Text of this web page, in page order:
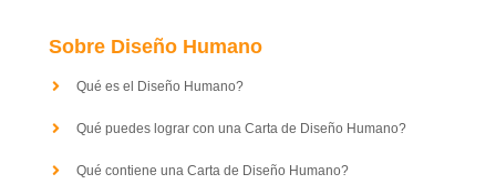
Sobre Diseño Humano
Qué es el Diseño Humano?
Qué puedes lograr con una Carta de Diseño Humano?
Qué contiene una Carta de Diseño Humano?